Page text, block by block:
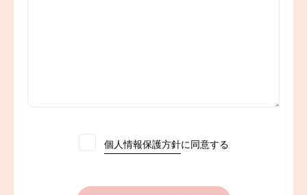
個人情報保護方針に同意する